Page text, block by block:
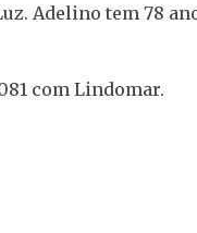
Adelino tem 78
com Lindomar.